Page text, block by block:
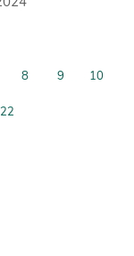
8 9 10
22